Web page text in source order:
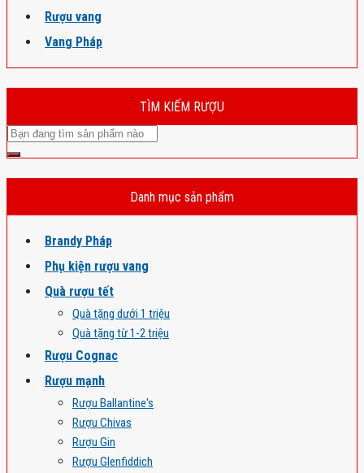
Rượu vang
Vang Pháp
TÌM KIẾM RƯỢU
Danh mục sản phẩm
Brandy Pháp
Phụ kiện rượu vang
Quà rượu tết
Quà tặng dưới 1 triệu
Quà tặng từ 1-2 triệu
Rượu Cognac
Rượu mạnh
Rượu Ballantine's
Rượu Chivas
Rượu Gin
Rượu Glenfiddich